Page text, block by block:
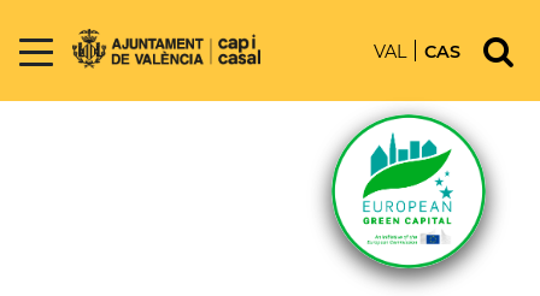
VAL CAS